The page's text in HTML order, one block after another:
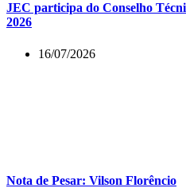
JEC participa do Conselho
2026
16/07/2026
Nota de Pesar: Vilson Florêncio